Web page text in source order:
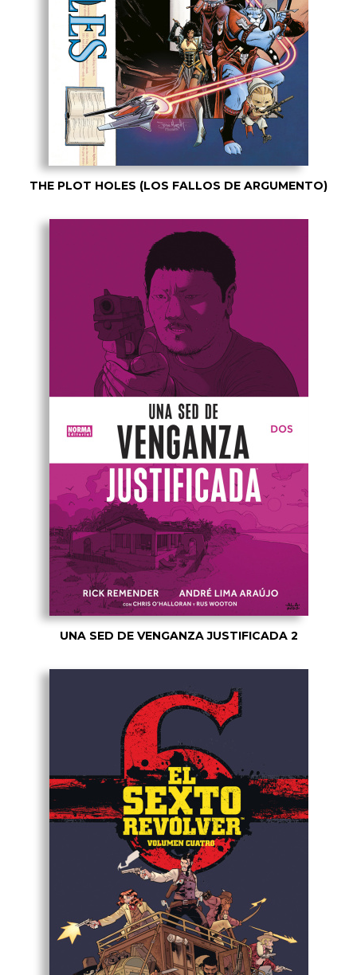
THE PLOT HOLES (LOS FALLOS DE ARGUMENTO)
UNA SED DE VENGANZA JUSTIFICADA 2